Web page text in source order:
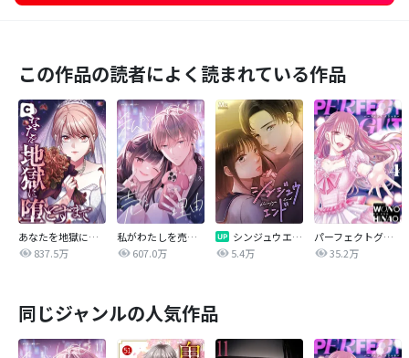
この作品の読者によく読まれている作品
あなたを地獄に堕とすまで
837.5万
私がわたしを売る理由
607.0万
シンジュウエンド【タテヨミ】
5.4万
パーフェクトグリッター
35.2万
同じジャンルの人気作品